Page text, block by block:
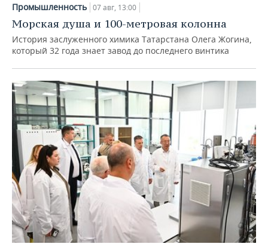
Промышленность 07 авг, 13:00
Морская душа и 100-метровая колонна
История заслуженного химика Татарстана Олега Жогина,
который 32 года знает завод до последнего винтика